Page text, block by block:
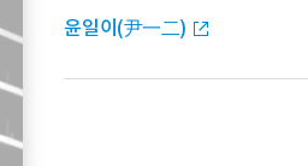
윤일이(尹一二)